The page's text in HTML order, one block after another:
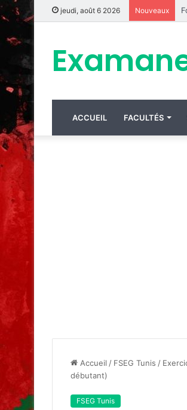
jeudi, août 6 2026 Nouveaux
ACCUEIL FACULTÉS
Accueil / FSEG Tunis /
débutant)
FSEG Tunis